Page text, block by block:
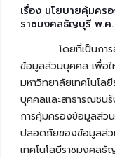
เรื่อง นโยบายคุ้มคร
ราชมงคลธัญบุรี พ.ศ
โดยที่เป็นการสมค
ข้อมูลส่วนบุคคล เพื่อ
มหาวิทยาลัยเทคโนโล
บุคคลและสาธารณชนรั
การคุ้มครองข้อมูลส่ว
ปลอดภัยของข้อมูลส่ว
เทคโนโลยีราชมงคล